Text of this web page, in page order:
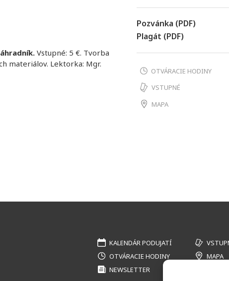
Vstupné: 5 €. Tvorba
materiálov. Lektorka: Mgr.
Pozvánka (PDF)
Plagát (PDF)
OTVÁRACIE HODINY
VSTUPNÉ
MAPA
KALENDÁR PODUJATÍ
OTVÁRACIE HODINY
NEWSLETTER
MAPA